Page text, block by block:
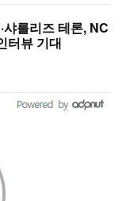
를리즈 테론, NC
터뷰 기대